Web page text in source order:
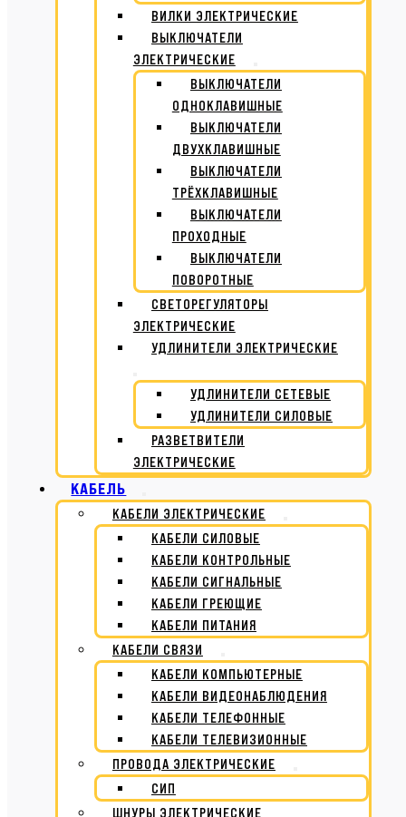
ВИЛКИ ЭЛЕКТРИЧЕСКИЕ
ВЫКЛЮЧАТЕЛИ
ЭЛЕКТРИЧЕСКИЕ
ВЫКЛЮЧАТЕЛИ
ОДНОКЛАВИШНЫЕ
ВЫКЛЮЧАТЕЛИ
ДВУХКЛАВИШНЫЕ
ВЫКЛЮЧАТЕЛИ
ТРЁХКЛАВИШНЫЕ
ВЫКЛЮЧАТЕЛИ
ПРОХОДНЫЕ
ВЫКЛЮЧАТЕЛИ
ПОВОРОТНЫЕ
СВЕТОРЕГУЛЯТОРЫ
ЭЛЕКТРИЧЕСКИЕ
УДЛИНИТЕЛИ ЭЛЕКТРИЧЕСКИЕ
УДЛИНИТЕЛИ СЕТЕВЫЕ
УДЛИНИТЕЛИ СИЛОВЫЕ
РАЗВЕТВИТЕЛИ
ЭЛЕКТРИЧЕСКИЕ
КАБЕЛЬ
КАБЕЛИ ЭЛЕКТРИЧЕСКИЕ
КАБЕЛИ СИЛОВЫЕ
КАБЕЛИ КОНТРОЛЬНЫЕ
КАБЕЛИ СИГНАЛЬНЫЕ
КАБЕЛИ ГРЕЮЩИЕ
КАБЕЛИ ПИТАНИЯ
КАБЕЛИ СВЯЗИ
КАБЕЛИ КОМПЬЮТЕРНЫЕ
КАБЕЛИ ВИДЕОНАБЛЮДЕНИЯ
КАБЕЛИ ТЕЛЕФОННЫЕ
КАБЕЛИ ТЕЛЕВИЗИОННЫЕ
ПРОВОДА ЭЛЕКТРИЧЕСКИЕ
СИП
ШНУРЫ ЭЛЕКТРИЧЕСКИЕ